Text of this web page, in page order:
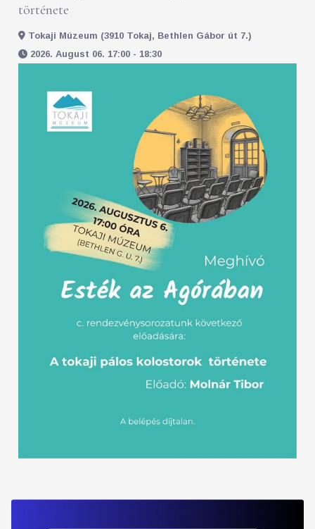
története
Tokaji Múzeum (3910 Tokaj, Bethlen Gábor út 7.)
2026. August 06. 17:00 - 18:30